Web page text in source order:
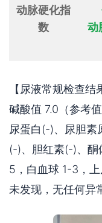
动脉硬化指
数
动
【尿液常规检查
碱酸值 7.0（参考
尿蛋白(-)、尿胆素
(-)、胆红素(-)、
5，白血球 1-3，
未发现，无任何异